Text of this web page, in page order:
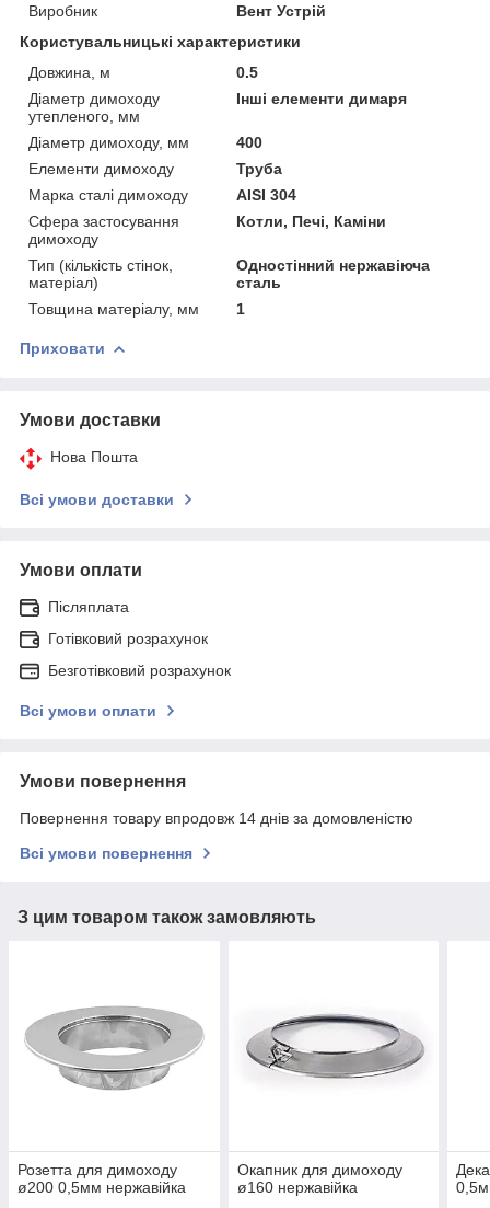
Виробник
Вент Устрій
Користувальницькі характеристики
Довжина, м
0.5
Діаметр димоходу
утепленого, мм
Інші елементи димаря
Діаметр димоходу, мм
400
Елементи димоходу
Труба
Марка сталі димоходу
AISI 304
Сфера застосування
димоходу
Котли, Печі, Каміни
Тип (кількість стінок,
матеріал)
Одностінний нержавіюча
сталь
Товщина матеріалу, мм
1
Приховати
Умови доставки
Нова Пошта
Всі умови доставки
Умови оплати
Післяплата
Готівковий розрахунок
Безготівковий розрахунок
Всі умови оплати
Умови повернення
Повернення товару впродовж 14 днів за домовленістю
Всі умови повернення
З цим товаром також замовляють
Розетта для димоходу
ø200 0,5мм нержавійка
Окапник для димоходу
ø160 нержавійка